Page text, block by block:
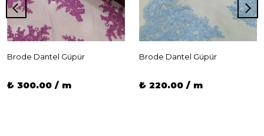
Brode Dantel Güpür
₺ 300.00 / m
Brode Dantel Güpür
₺ 220.00 / m